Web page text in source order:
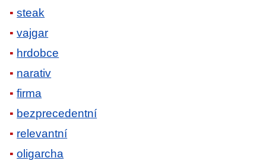
steak
vajgar
hrdobce
narativ
firma
bezprecedentní
relevantní
oligarcha